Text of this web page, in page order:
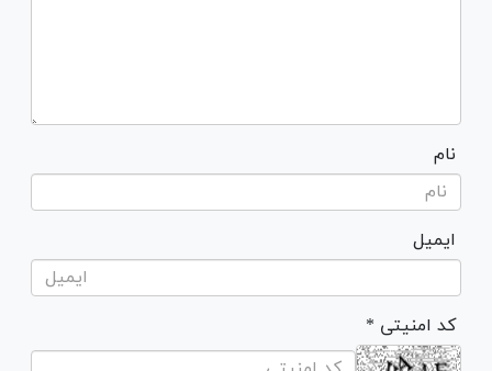
نام
ایمیل
* کد امنیتی